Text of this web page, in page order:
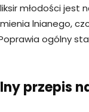
młodości jest
lnianego,
ogólny
przepis